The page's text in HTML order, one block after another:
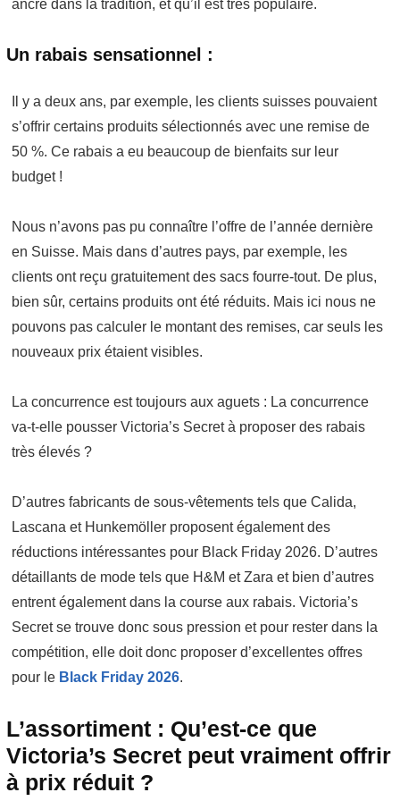
ancré dans la tradition, et qu’il est très populaire.
Un rabais sensationnel :
Il y a deux ans, par exemple, les clients suisses pouvaient
s’offrir certains produits sélectionnés avec une remise de
50 %. Ce rabais a eu beaucoup de bienfaits sur leur
budget !
Nous n’avons pas pu connaître l’offre de l’année dernière
en Suisse. Mais dans d’autres pays, par exemple, les
clients ont reçu gratuitement des sacs fourre-tout. De plus,
bien sûr, certains produits ont été réduits. Mais ici nous ne
pouvons pas calculer le montant des remises, car seuls les
nouveaux prix étaient visibles.
La concurrence est toujours aux aguets : La concurrence
va-t-elle pousser Victoria’s Secret à proposer des rabais
très élevés ?
D’autres fabricants de sous-vêtements tels que Calida,
Lascana et Hunkemöller proposent également des
réductions intéressantes pour Black Friday 2026. D’autres
détaillants de mode tels que H&M et Zara et bien d’autres
entrent également dans la course aux rabais. Victoria’s
Secret se trouve donc sous pression et pour rester dans la
compétition, elle doit donc proposer d’excellentes offres
pour le Black Friday 2026.
L’assortiment : Qu’est-ce que
Victoria’s Secret peut vraiment offrir
à prix réduit ?